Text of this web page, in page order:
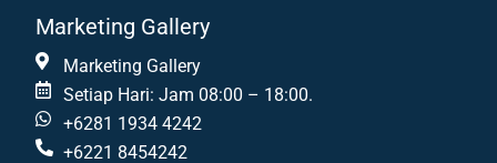
Marketing Gallery
Marketing Gallery
Setiap Hari: Jam 08:00 – 18:00.
+6281 1934 4242
+6221 8454242